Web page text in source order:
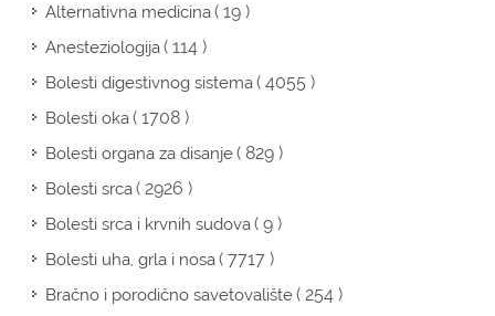
Alternativna medicina( 19 )
Anesteziologija( 114 )
Bolesti digestivnog sistema( 4055 )
Bolesti oka( 1708 )
Bolesti organa za disanje( 829 )
Bolesti srca( 2926 )
Bolesti srca i krvnih sudova( 9 )
Bolesti uha, grla i nosa( 7717 )
Bračno i porodično savetovalište( 254 )